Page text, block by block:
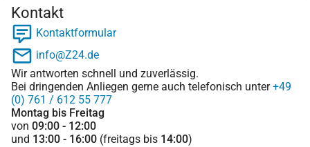
Kontakt
Kontaktformular
info@Z24.de
Wir antworten schnell und zuverlässig.
Bei dringenden Anliegen gerne auch telefonisch unter+49
(0) 761 / 612 55 777
Montag bis Freitag
von 09:00 - 12:00
und 13:00 - 16:00 (freitags bis 14:00)